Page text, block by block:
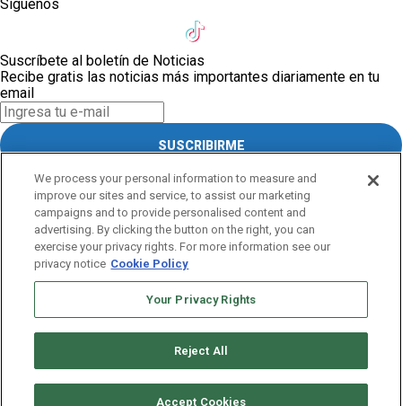
Síguenos
Suscríbete al boletín de Noticias
Recibe gratis las noticias más importantes diariamente en tu
email
SUSCRIBIRME
Este sitio está protegido por reCAPTCHA y Google
Política de
privacidady Se aplican lasCondiciones de servicio
¡Muchas gracias!
Suscríbete al boletín de Noticias
Recibe gratis las noticias más importantes diariamente en tu
SUSCRIBIRME
y Se aplican las Condiciones de servicio
We process your personal information to measure and
improve our sites and service, to assist our marketing
campaigns and to provide personalised content and
advertising. By clicking the button on the right, you can
exercise your privacy rights. For more information see our
privacy notice Cookie Policy
Your Privacy Rights
Reject All
Accept Cookies